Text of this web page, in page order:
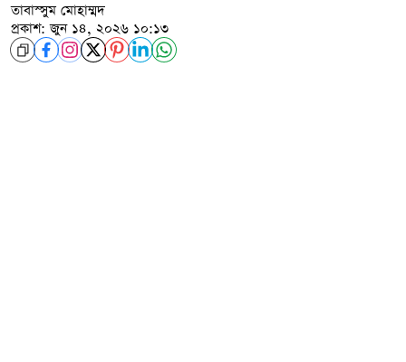
তাবাস্সুম মোহাম্মদ
প্রকাশ: জুন ১৪, ২০২৬ ১০:১৩